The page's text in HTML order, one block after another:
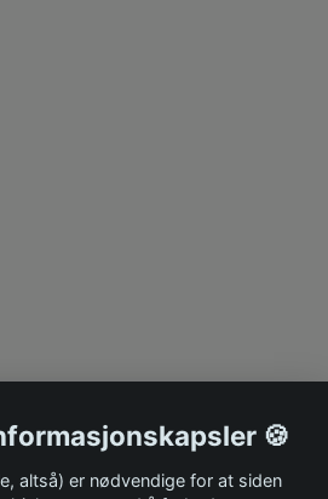
🍪
altså) er nødvendige for at siden